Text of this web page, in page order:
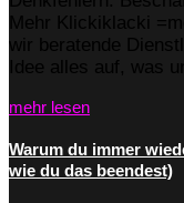
Mehr Klickiklacki
wir beratende
Idee alles auf, was
mehr lesen
Warum du immer
wie du das beendest)